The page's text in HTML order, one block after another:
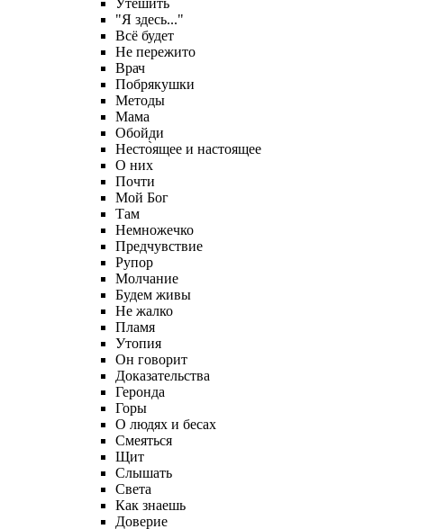
Утешить
"Я здесь..."
Всё будет
Не пережито
Врач
Побрякушки
Методы
Мама
Обойди
Несто̀ящее и настоящее
О них
Почти
Мой Бог
Там
Немножечко
Предчувствие
Рупор
Молчание
Будем живы
Не жалко
Пламя
Утопия
Он говорит
Доказательства
Геронда
Горы
О людях и бесах
Смеяться
Щит
Слышать
Света
Как знаешь
Доверие